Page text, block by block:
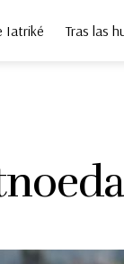
Iatriké Tras las